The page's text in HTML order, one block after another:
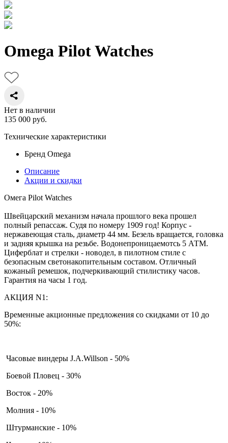
Omega Pilot Watches
Нет в наличии
135 000 руб.
Технические характеристики
Бренд Omega
Описание
Акции и скидки
Омега Pilot Watches
Швейцарский механизм начала прошлого века прошел
полный репассаж. Судя по номеру 1909 год! Корпус -
нержавеющая сталь, диаметр 44 мм. Безель вращается, головка
и задняя крышка на резьбе. Водонепроницаемотсь 5 АТМ.
Циферблат и стрелки - новодел, в пилотном стиле с
безопасным светонакопительным составом. Отличный
кожаный ремешок, подчеркивающий стилистику часов.
Гарантия на часы 1 год.
АКЦИЯ N1:
Временные акционные предложения со скидками от 10 до
50%:
Часовые виндеры J.A.Willson - 50%
Боевой Пловец - 30%
Восток - 20%
Молния - 10%
Штурманские - 10%